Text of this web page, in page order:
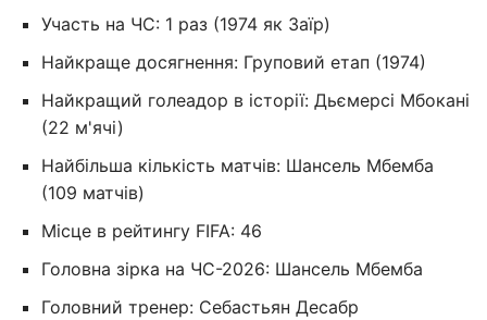
Участь на ЧС: 1 раз (1974 як Заїр)
Найкраще досягнення: Груповий етап (1974)
Найкращий голеадор в історії: Дьємерсі Мбокані
(22 м'ячі)
Найбільша кількість матчів: Шансель Мбемба
(109 матчів)
Місце в рейтингу FIFA: 46
Головна зірка на ЧС-2026: Шансель Мбемба
Головний тренер: Себастьян Десабр